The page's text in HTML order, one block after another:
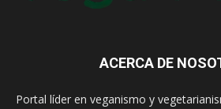
ACERCA DE
Portal líder en veganismo y